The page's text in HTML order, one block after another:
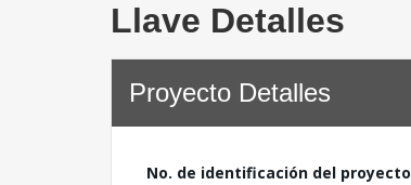
Llave Detalles
Proyecto Detalles
No. de identificación del proyecto